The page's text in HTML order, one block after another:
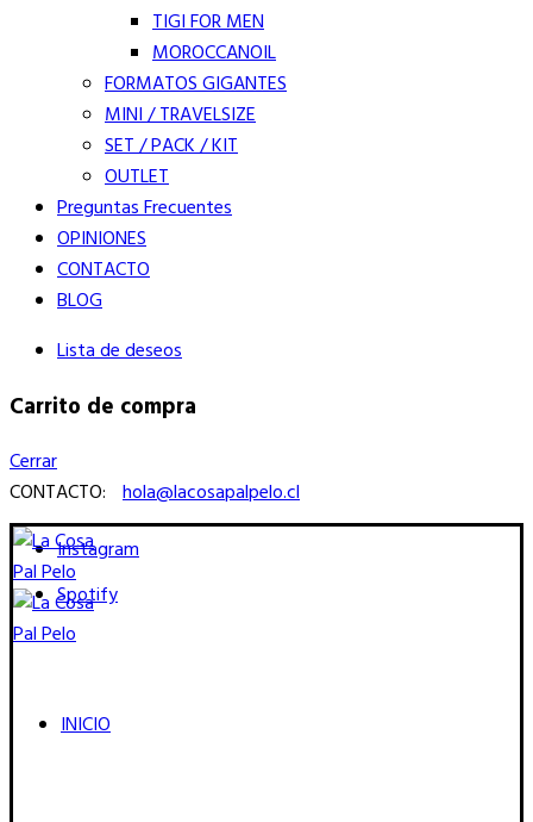
TIGI FOR MEN
MOROCCANOIL
FORMATOS GIGANTES
MINI / TRAVELSIZE
SET / PACK / KIT
OUTLET
Preguntas Frecuentes
OPINIONES
CONTACTO
BLOG
Lista de deseos
Carrito de compra
Cerrar
CONTACTO: hola@lacosapalpelo.cl
Instagram
Spotify
INICIO